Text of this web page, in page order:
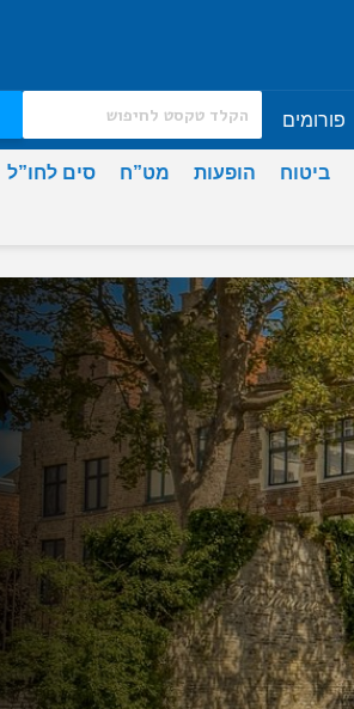
פורומים
ביטוח הופעות מט”ח סים לחו”ל